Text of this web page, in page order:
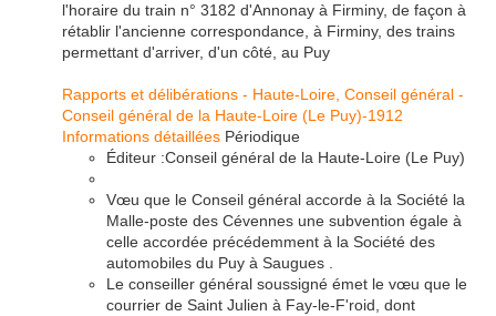
l'horaire du train n° 3182 d'Annonay à Firminy, de façon à
rétablir l'ancienne correspondance, à Firminy, des trains
permettant d'arriver, d'un côté, au Puy
Rapports et délibérations - Haute-Loire, Conseil général -
Conseil général de la Haute-Loire (Le Puy)-1912
Informations détaillées Périodique
Éditeur :Conseil général de la Haute-Loire (Le Puy)
Vœu que le Conseil général accorde à la Société la
Malle-poste des Cévennes une subvention égale à
celle accordée précédemment à la Société des
automobiles du Puy à Saugues .
Le conseiller général soussigné émet le vœu que le
courrier de Saint Julien à Fay-le-F'roid, dont